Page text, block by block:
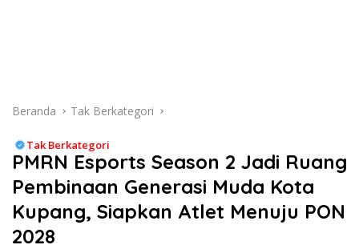
Beranda Tak Berkategori
Tak Berkategori
PMRN Esports Season 2 Jadi Ruang
Pembinaan Generasi Muda Kota
Kupang, Siapkan Atlet Menuju PON
2028